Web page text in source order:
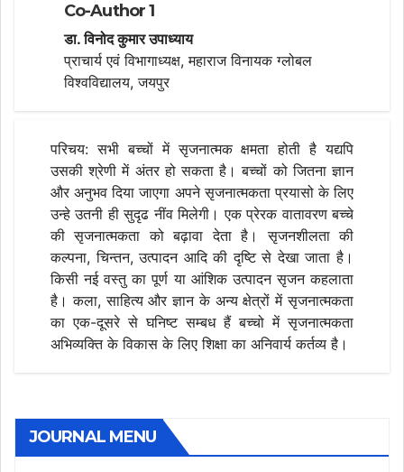
Co-Author 1
डा. विनोद कुमार उपाध्याय
प्राचार्य एवं विभागाध्यक्ष, महाराज विनायक ग्लोबल
विश्वविद्यालय, जयपुर
परिचय: सभी बच्चों में सृजनात्मक क्षमता होती है यद्यपि
उसकी श्रेणी में अंतर हो सकता है। बच्चों को जितना ज्ञान
और अनुभव दिया जाएगा अपने सृजनात्मकता प्रयासो के लिए
उन्हे उतनी ही सुदृढ नींव मिलेगी। एक प्रेरक वातावरण बच्चे
की सृजनात्मकता को बढ़ावा देता है। सृजनशीलता की
कल्पना, चिन्तन, उत्पादन आदि की दृष्टि से देखा जाता है।
किसी नई वस्तु का पूर्ण या आंशिक उत्पादन सृजन कहलाता
है। कला, साहित्य और ज्ञान के अन्य क्षेत्रों में सृजनात्मकता
का एक-दूसरे से घनिष्ट सम्बध हैं बच्चो में सृजनात्मकता
अभिव्यक्ति के विकास के लिए शिक्षा का अनिवार्य कर्तव्य है।
JOURNAL MENU